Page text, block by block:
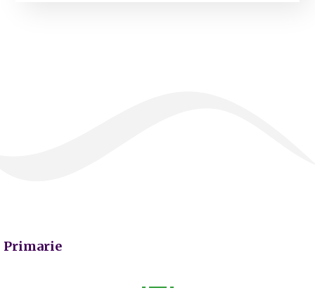
Primarie